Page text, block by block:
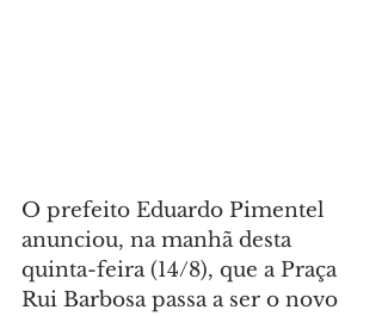
O prefeito Eduardo Pimentel
anunciou, na manhã desta
quinta-feira (14/8), que a Praça
Rui Barbosa passa a ser o novo